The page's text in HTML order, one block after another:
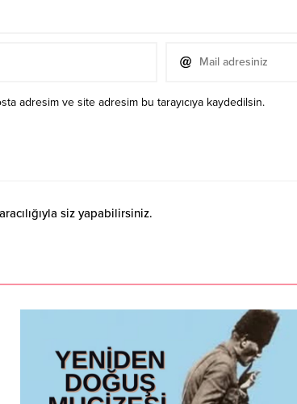
adresim ve site adresim bu tarayıcıya kaydedilsin.
siz yapabilirsiniz.